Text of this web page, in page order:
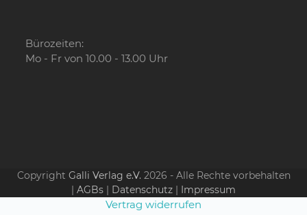
Bürozeiten:
Mo - Fr von 10.00 - 13.00 Uhr
Copyright Galli Verlag e.V. 2026 - Alle Rechte vorbehalten
| AGBs | Datenschutz | Impressum
Vertrag widerrufen